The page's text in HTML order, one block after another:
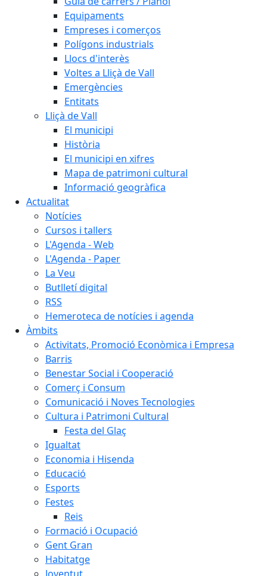
Equipaments
Empreses i comerços
Polígons industrials
Llocs d'interès
Voltes a Lliçà de Vall
Emergències
Entitats
Lliçà de Vall
El municipi
Història
El municipi en xifres
Mapa de patrimoni cultural
Informació geogràfica
Actualitat
Notícies
Cursos i tallers
L'Agenda - Web
L'Agenda - Paper
La Veu
Butlletí digital
RSS
Hemeroteca de notícies i agenda
Àmbits
Activitats, Promoció Econòmica i Empresa
Barris
Benestar Social i Cooperació
Comerç i Consum
Comunicació i Noves Tecnologies
Cultura i Patrimoni Cultural
Festa del Glaç
Igualtat
Economia i Hisenda
Educació
Esports
Festes
Reis
Formació i Ocupació
Gent Gran
Habitatge